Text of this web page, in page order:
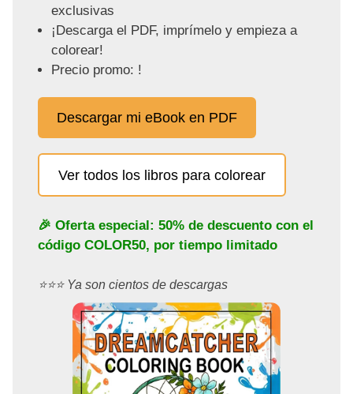
exclusivas
¡Descarga el PDF, imprímelo y empieza a
colorear!
Precio promo: !
Descargar mi eBook en PDF
Ver todos los libros para colorear
🎉 Oferta especial: 50% de descuento con el
código COLOR50, por tiempo limitado
⭐️⭐️⭐️ Ya son cientos de descargas